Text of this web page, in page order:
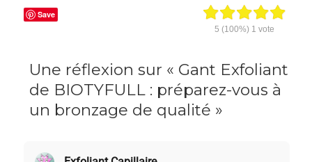
5 (100%) 1 vote
Save
Une réflexion sur « Gant Exfoliant
de BIOTYFULL : préparez-vous à
un bronzage de qualité »